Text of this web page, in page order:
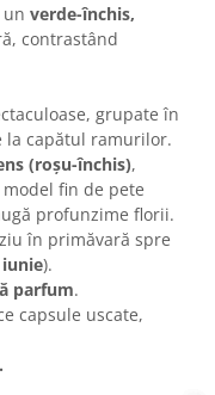
un verde-închis,
contrastând
grupate în
la capătul ramurilor.
(roșu-închis),
fin de pete
profunzime florii.
în primăvară spre
).
parfum.
capsule uscate,